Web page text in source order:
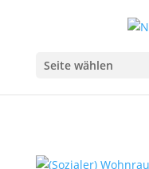
Seite wählen